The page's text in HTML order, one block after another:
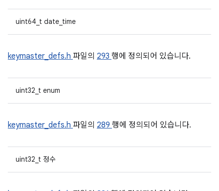
uint64_t date_time
keymaster_defs.h 파일의 293 행에 정의되어 있습니다.
uint32_t enum
keymaster_defs.h 파일의 289 행에 정의되어 있습니다.
uint32_t 정수